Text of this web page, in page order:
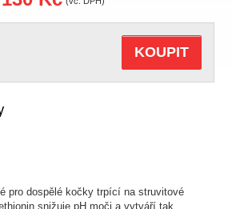
pro dospělé kočky trpící na struvitové
snižuje pH moči a vytváří tak
KOUPIT